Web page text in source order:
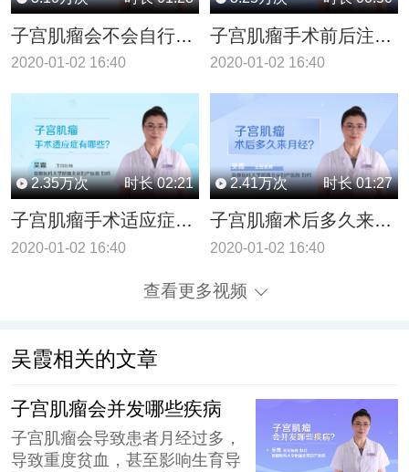
子宫肌瘤会不会自行脱落
2020-01-02 16:40
子宫肌瘤手术前后注意事项有哪些
2020-01-02 16:40
2.35万次 时长 02:21
子宫肌瘤手术适应症有哪些
2020-01-02 16:40
2.41万次 时长 01:27
子宫肌瘤术后多久来月经
2020-01-02 16:40
查看更多视频
吴霞相关的文章
子宫肌瘤会并发哪些疾病
子宫肌瘤会导致患者月经过多，
导致重度贫血，甚至影响生育导